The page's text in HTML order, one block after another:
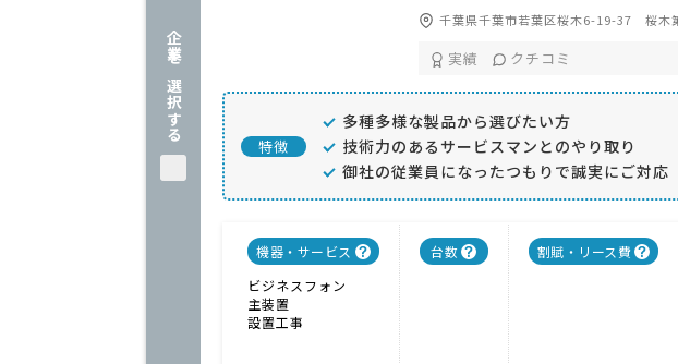
企業を選択する
千葉県千葉市若葉区桜木6-19-37 桜木
実績 クチコミ
特徴
多種多様な製品から選びたい方
技術力のあるサービスマンとのやり取り
御社の従業員になったつもりで誠実にご対応
機器・サービス
ビジネスフォン
主装置
設置工事
台数 割賦・リース費